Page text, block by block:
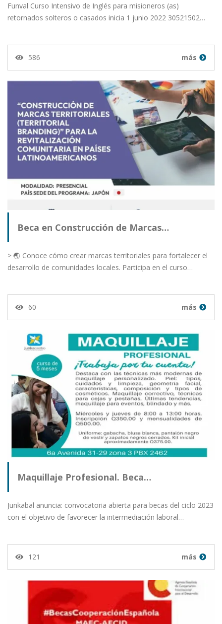
Funval Curso Intensivo de Inglés para misioneros (as)
retornados solteros o casados inicia 1 junio 2022 30521502…
586 más
Beca en Construcción de Marcas…
> 🌏 Conoce cómo crear marcas territoriales para fortalecer el
desarrollo de comunidades locales. Participa en el curso…
60 más
Maquillaje Profesional. Beca…
Junkabal anuncia: convocatoria abierta para becas del ciclo 2023
con el objetivo de favorecer la intermediación laboral…
121 más